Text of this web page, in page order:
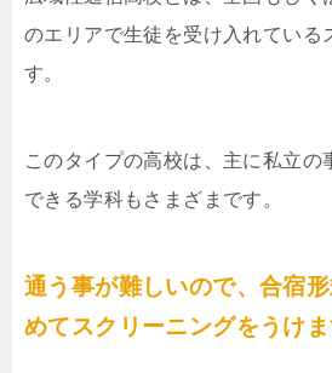
のエリアで生徒を受け入れている
す。
このタイプの高校は、主に私立の
できる学科もさまざまです。
通う事が難しいので、合宿
めてスクリーニングをうけま